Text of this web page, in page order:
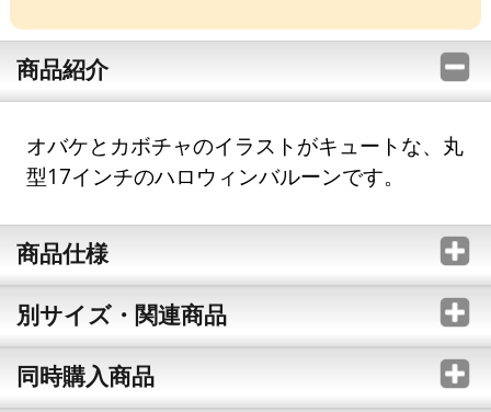
商品紹介
オバケとカボチャのイラストがキュートな、丸
型17インチのハロウィンバルーンです。
商品仕様
別サイズ・関連商品
同時購入商品